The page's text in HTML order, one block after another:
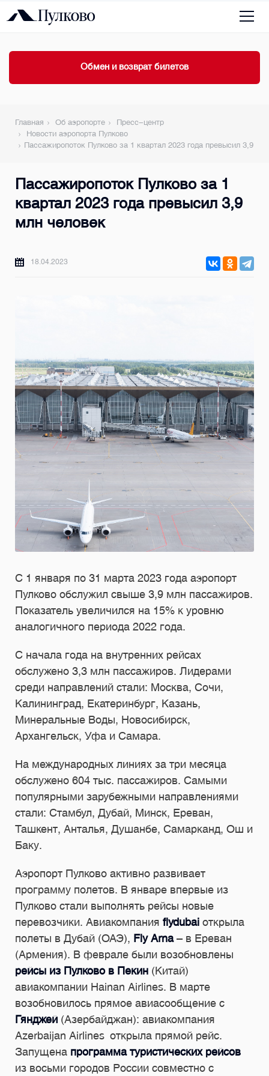
Обмен и возврат билетов
Главная Об аэропорте
Пресс-центр
Новости аэропорта Пулково
Пассажиропоток Пулково за 1 квартал 2023 года превысил 3,9
Пассажиропоток Пулково за 1
квартал 2023 года превысил 3,9
млн человек
18.04.2023
С 1 января по 31 марта 2023 года аэропорт
Пулково обслужил свыше 3,9 млн пассажиров.
Показатель увеличился на 15% к уровню
аналогичного периода 2022 года.
C начала года на внутренних рейсах
обслужено 3,3 млн пассажиров. Лидерами
среди направлений стали: Москва, Сочи,
Калининград, Екатеринбург, Казань,
Минеральные Воды, Новосибирск,
Архангельск, Уфа и Самара.
На международных линиях за три месяца
обслужено 604 тыс. пассажиров. Самыми
популярными зарубежными направлениями
стали: Стамбул, Дубай, Минск, Ереван,
Ташкент, Анталья, Душанбе, Самарканд, Ош и
Баку.
Аэропорт Пулково активно развивает
программу полетов. В январе впервые из
Пулково стали выполнять рейсы новые
перевозчики. Авиакомпания flydubai открыла
полеты в Дубай (ОАЭ), Fly Arna– в Ереван
(Армения). В феврале были возобновлены
рейсы из Пулково в Пекин (Китай)
авиакомпании Hainan Airlines. В марте
возобновилось прямое авиасообщение с
Гянджей (Азербайджан): авиакомпания
Azerbaijan Airlines открыла прямой рейс.
Запущена программа туристических рейсов
из восьми городов России совместно с